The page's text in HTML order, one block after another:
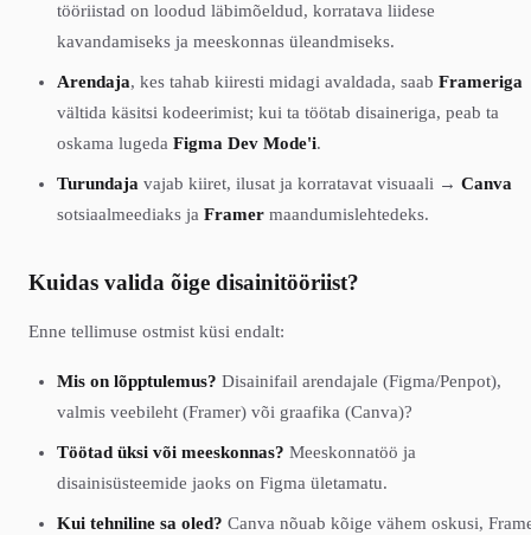
tööriistad on loodud läbimõeldud, korratava liidese
kavandamiseks ja meeskonnas üleandmiseks.
Arendaja, kes tahab kiiresti midagi avaldada, saab Frameriga
vältida käsitsi kodeerimist; kui ta töötab disaineriga, peab ta
oskama lugeda Figma Dev Mode'i.
Turundaja vajab kiiret, ilusat ja korratavat visuaali → Canva
sotsiaalmeediaks ja Framer maandumislehtedeks.
Kuidas valida õige disainitööriist?
Enne tellimuse ostmist küsi endalt:
Mis on lõpptulemus? Disainifail arendajale (Figma/Penpot),
valmis veebileht (Framer) või graafika (Canva)?
Töötad üksi või meeskonnas? Meeskonnatöö ja
disainisüsteemide jaoks on Figma ületamatu.
Kui tehniline sa oled? Canva nõuab kõige vähem oskusi,